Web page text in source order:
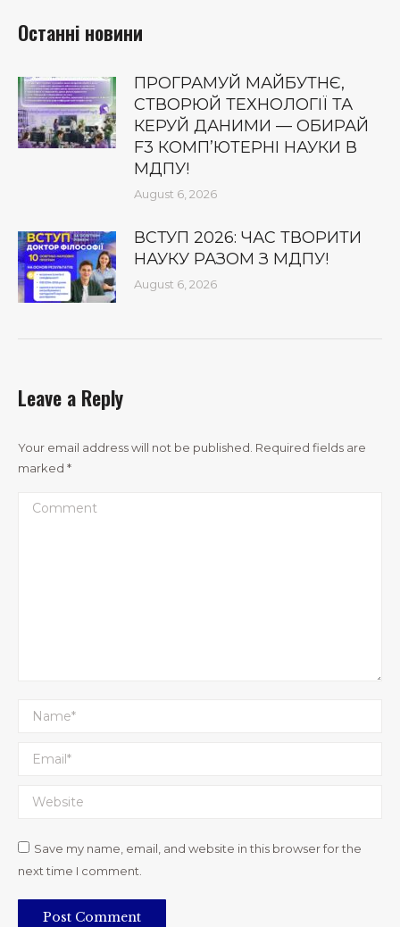
Останні новини
ПРОГРАМУЙ МАЙБУТНЄ,
СТВОРЮЙ ТЕХНОЛОГІЇ ТА
КЕРУЙ ДАНИМИ — ОБИРАЙ
F3 КОМП’ЮТЕРНІ НАУКИ В
МДПУ!
August 6, 2026
ВСТУП 2026: ЧАС ТВОРИТИ
НАУКУ РАЗОМ З МДПУ!
August 6, 2026
Leave a Reply
Your email address will not be published. Required fields are
marked *
Comment
Name *
Email *
Website
Save my name, email, and website in this browser for the
next time I comment.
Post Comment